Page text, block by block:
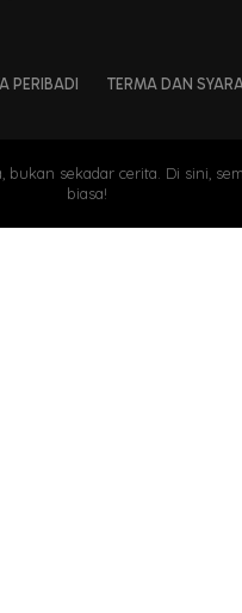
PERIBADI TERMA DAN
bukan sekadar cerita. Di sini,
biasa!